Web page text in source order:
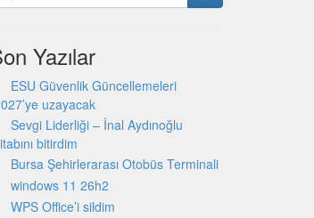
Yazılar
ESU Güvenlik Güncellemeleri
uzayacak
Sevgi Liderliği – İnal Aydınoğlu
bitirdim
Bursa Şehirlerarası Otobüs Terminali
windows 11 26h2
WPS Office’i sildim